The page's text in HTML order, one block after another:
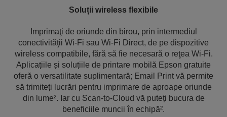
Soluții wireless flexibile
Imprimaţi de oriunde din birou, prin intermediul
conectivităţii Wi-Fi sau Wi-Fi Direct, de pe dispozitive
wireless compatibile, fără să fie necesară o reţea Wi-Fi.
Aplicațiile și soluțiile de printare mobilă Epson gratuite
oferă o versatilitate suplimentară; Email Print vă permite
să trimiteți lucrări pentru imprimare de aproape oriunde
din lume². Iar cu Scan-to-Cloud vă puteți bucura de
beneficiile muncii în echipă².